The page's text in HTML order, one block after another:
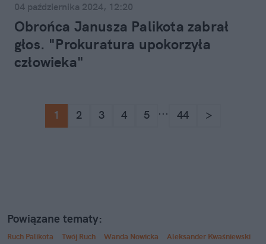
04 października 2024, 12:20
Obrońca Janusza Palikota zabrał
głos. "Prokuratura upokorzyła
człowieka"
1 2 3 4 5 ... 44 >
Powiązane tematy:
Ruch Palikota Twój Ruch Wanda Nowicka
Aleksander Kwaśniewski